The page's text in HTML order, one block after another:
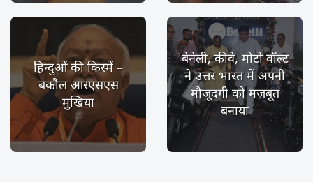
हिन्दुओं की किस्में –
बकौल आरएसएस
मुखिया
बेनेली, कीवे, मोटो वॉल्ट
ने उत्तर भारत में अपनी
मौजूदगी को मज़बूत
बनाया